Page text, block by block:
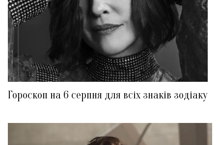
Гороскоп на 6 серпня для всіх знаків зодіаку